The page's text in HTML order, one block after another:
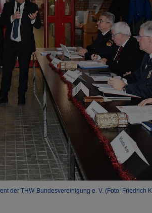
der THW-Bundesvereinigung e. V. (Foto: Friedrich